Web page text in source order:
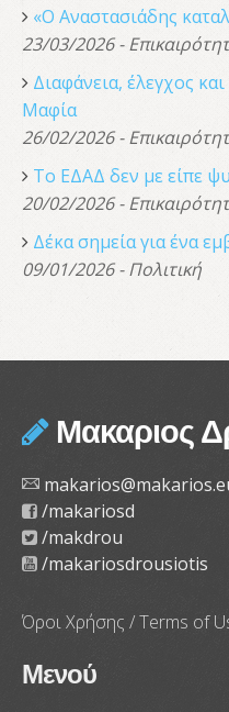
«Ο Αναστασιάδης
23/03/2026 -
Διαφάνεια, έλεγχος
Μαφία
26/02/2026 -
Το ΕΔΑΔ δεν με είπε
20/02/2026 -
Δέκα σημεία για ένα
09/01/2026 - Πολιτική
Μακαριος
/makariosd
/makdrou
/makariosdrousiotis
Όροι Χρήσης / Terms of
Μενού